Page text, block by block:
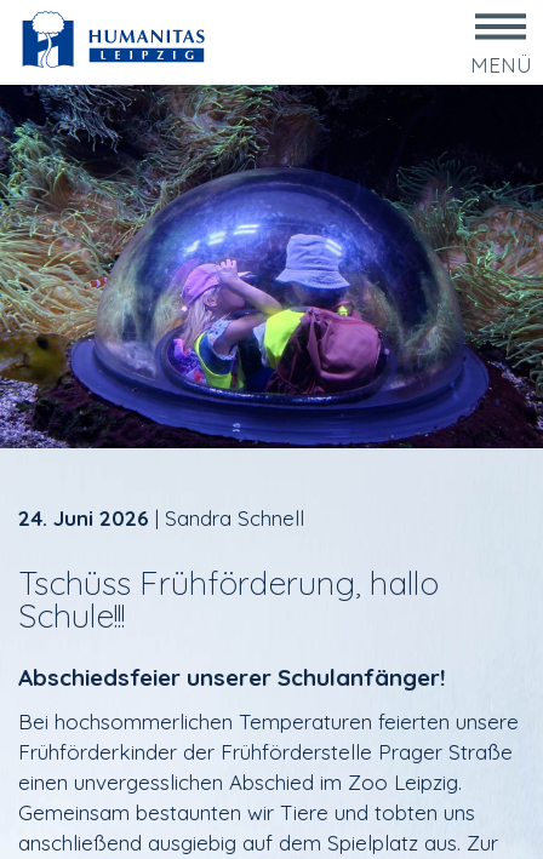
MENÜ
24. Juni 2026 | Sandra Schnell
Tschüss Frühförderung, hallo
Schule!!!
Abschiedsfeier unserer Schulanfänger!
Bei hochsommerlichen Temperaturen feierten unsere
Frühförderkinder der Frühförderstelle Prager Straße
einen unvergesslichen Abschied im Zoo Leipzig.
Gemeinsam bestaunten wir Tiere und tobten uns
anschließend ausgiebig auf dem Spielplatz aus. Zur